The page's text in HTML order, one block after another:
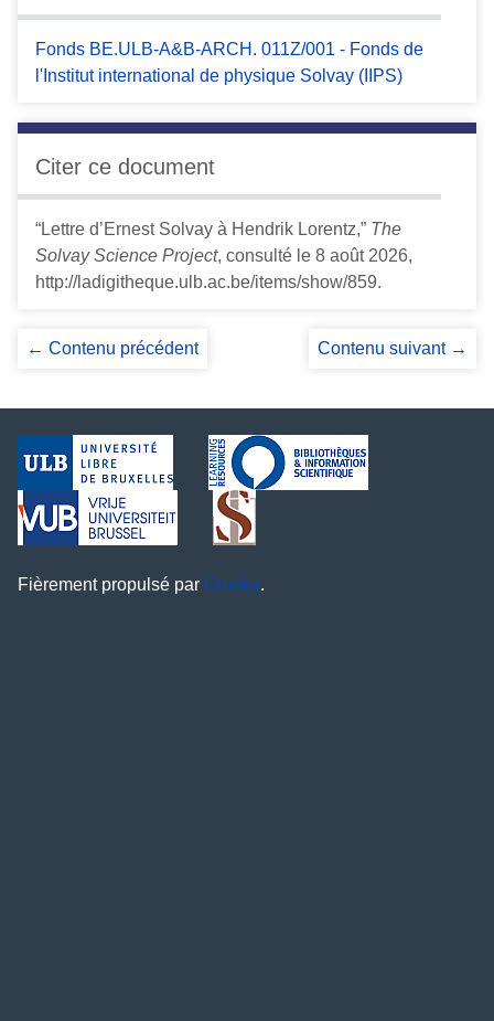
Fonds BE.ULB-A&B-ARCH. 011Z/001 - Fonds de
l'Institut international de physique Solvay (IIPS)
Citer ce document
“Lettre d’Ernest Solvay à Hendrik Lorentz,” The
Solvay Science Project, consulté le 8 août 2026,
http://ladigitheque.ulb.ac.be/items/show/859.
← Contenu précédent Contenu suivant →
Fièrement propulsé par Omeka.